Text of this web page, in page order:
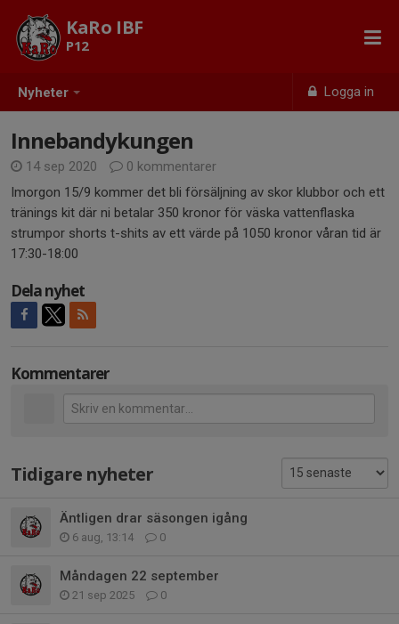
Nyheter Logga in
KaRo IBF
P12
Innebandykungen
14 sep 2020
0 kommentarer
Imorgon 15/9 kommer det bli försäljning av skor klubbor och ett
tränings kit där ni betalar 350 kronor för väska vattenflaska
strumpor shorts t-shits av ett värde på 1050 kronor våran tid är
17:30-18:00
Dela nyhet
Kommentarer
Tidigare nyheter
Äntligen drar säsongen igång
6 aug, 13:14 0
Måndagen 22 september
21 sep 2025 0